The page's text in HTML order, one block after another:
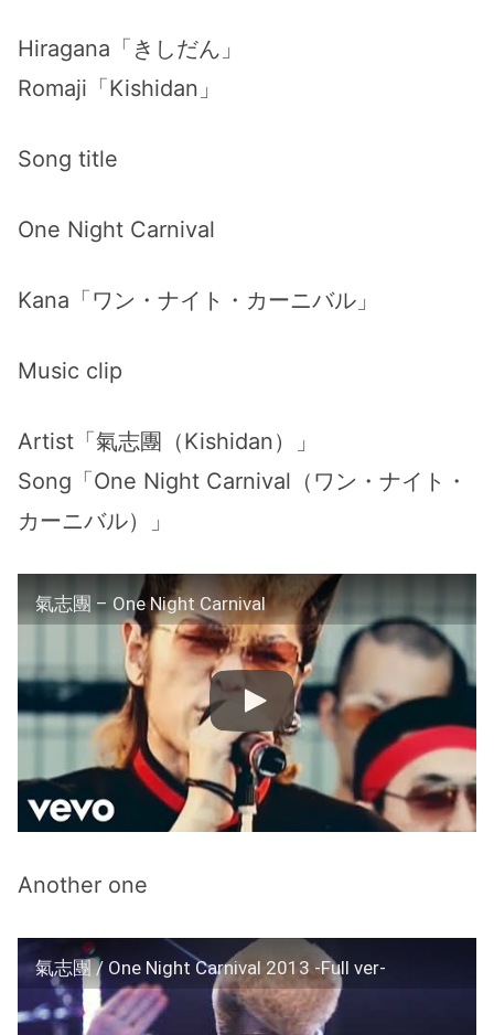
Hiragana「きしだん」
Romaji「Kishidan」
Song title
One Night Carnival
Kana「ワン・ナイト・カーニバル」
Music clip
Artist「氣志團（Kishidan）」
Song「One Night Carnival（ワン・ナイト・
カーニバル）」
氣志團 – One Night Carnival
Another one
氣志團 / One Night Carnival 2013 -Full ver-